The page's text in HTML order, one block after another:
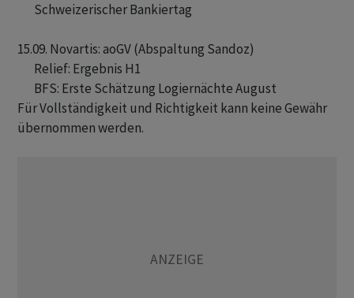
       Schweizerischer Bankiertag
15.09. Novartis: aoGV (Abspaltung Sandoz)
       Relief: Ergebnis H1
Für Vollständigkeit und Richtigkeit kann keine Gewähr
übernommen werden.